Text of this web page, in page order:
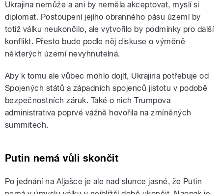
Ukrajina nemůže a ani by neměla akceptovat, myslí si
diplomat. Postoupení jejího obranného pásu území by
totiž válku neukončilo, ale vytvořilo by podmínky pro další
konflikt. Přesto bude podle něj diskuse o výměně
některých území nevyhnutelná.
Aby k tomu ale vůbec mohlo dojít, Ukrajina potřebuje od
Spojených států a západních spojenců jistotu v podobě
bezpečnostních záruk. Také o nich Trumpova
administrativa poprvé vážně hovořila na zmíněných
summitech.
Putin nemá vůli skončit
Po jednání na Aljašce je ale nad slunce jasné, že Putin